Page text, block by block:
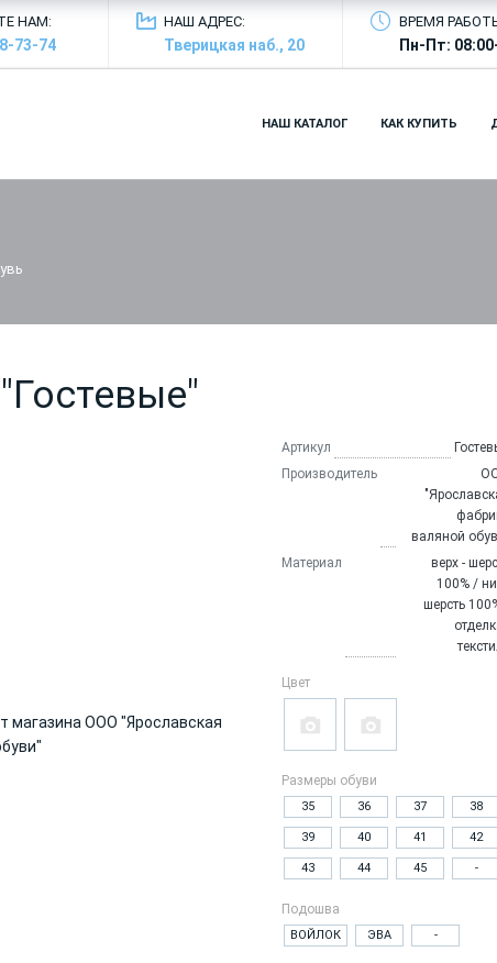
НАМ:
73-74
НАШ АДРЕС:
Тверицкая наб., 20
ВРЕМЯ
Пн-Пт:
НАШ КАТАЛОГ КАК КУПИТЬ
Артикул
Производитель
валяной
Материал
верх -
100% /
шерсть
Цвет
Размеры обуви
35 36 37 38
39 40 41 42
43 44 45 -
Подошва
ВОЙЛОК ЭВА -